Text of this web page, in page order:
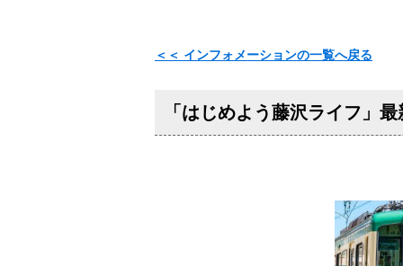
＜＜ インフォメーションの一覧へ戻る
「はじめよう藤沢ライフ」